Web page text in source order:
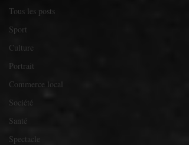
Tous les posts
Sport
Culture
Portrait
Commerce local
Société
Santé
Spectacle